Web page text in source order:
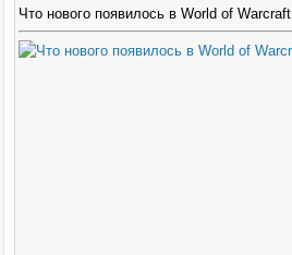
Что нового появилось в World of Warcraft